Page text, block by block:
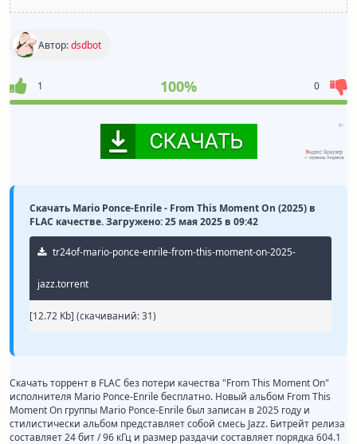
Автор:dsdbot
1 100% 0
Скачать Mario Ponce-Enrile - From This Moment On (2025) в
FLAC качестве. Загружено: 25 мая 2025 в 09:42
tr24of-mario-ponce-enrile-from-this-moment-on-2025-
jazz.torrent
[12.72 Kb] (cкачиваний: 31)
Скачать торрент в FLAC без потери качества "From This Moment On"
исполнителя Mario Ponce-Enrile бесплатно. Новый альбом From This
Moment On группы Mario Ponce-Enrile был записан в 2025 году и
стилистически альбом представляет собой смесь Jazz. Битрейт релиза
составляет 24 бит / 96 кГц и размер раздачи составляет порядка 604.1